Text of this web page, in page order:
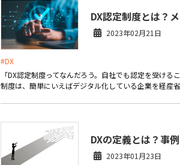
DX認定制度とは？
2023年02月21日
#DX
「DX認定制度ってなんだろう。自社でも認定を受け
制度は、簡単にいえばデジタル化している企業を経産
DXの定義とは？事
2023年01月23日